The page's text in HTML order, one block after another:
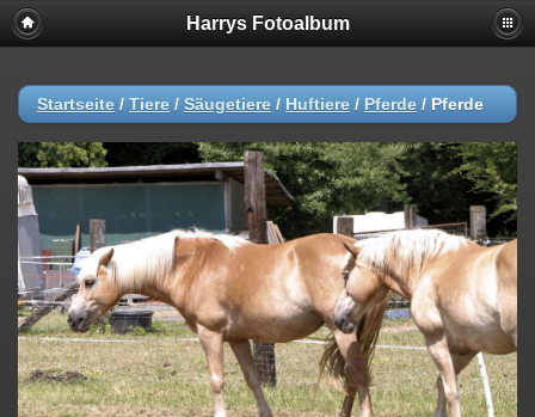
Harrys Fotoalbum
Startseite / Tiere / Säugetiere / Huftiere / Pferde / Pferde